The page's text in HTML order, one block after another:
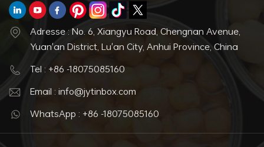
Adresse : No. 6, Xiangyu Road, Chengnan Avenue,
Yuan'an District, Lu'an City, Anhui Province, China
Tel : +86 -18075085160
Email : info@jytinbox.com
WhatsApp : +86 -18075085160